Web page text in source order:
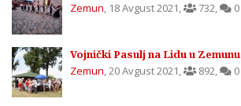
Zemun, 18 Avgust 2021, 732, 0
Vojnički Pasulj na Lidu u Zemunu
Zemun,20 Avgust 2021, 892, 0